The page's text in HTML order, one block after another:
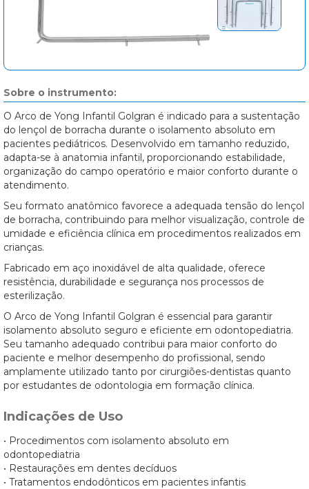
Sobre o instrumento:
O Arco de Yong Infantil Golgran é indicado para a sustentação
do lençol de borracha durante o isolamento absoluto em
pacientes pediátricos. Desenvolvido em tamanho reduzido,
adapta-se à anatomia infantil, proporcionando estabilidade,
organização do campo operatório e maior conforto durante o
atendimento.
Seu formato anatômico favorece a adequada tensão do lençol
de borracha, contribuindo para melhor visualização, controle de
umidade e eficiência clínica em procedimentos realizados em
crianças.
Fabricado em aço inoxidável de alta qualidade, oferece
resistência, durabilidade e segurança nos processos de
esterilização.
O Arco de Yong Infantil Golgran é essencial para garantir
isolamento absoluto seguro e eficiente em odontopediatria.
Seu tamanho adequado contribui para maior conforto do
paciente e melhor desempenho do profissional, sendo
amplamente utilizado tanto por cirurgiões-dentistas quanto
por estudantes de odontologia em formação clínica.
Indicações de Uso
• Procedimentos com isolamento absoluto em
odontopediatria
• Restaurações em dentes decíduos
• Tratamentos endodônticos em pacientes infantis